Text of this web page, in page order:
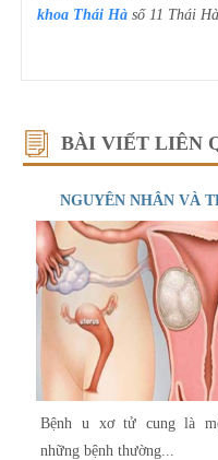
khoa Thái Hà số 11 Thái
BÀI VIẾT LIÊN
NGUYÊN NHÂN VÀ
CHỨNG U XƠ TỬ
Bệnh u xơ tử cung là
những bệnh thường...